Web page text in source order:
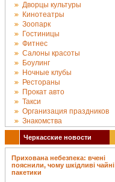
Дворцы культуры
Кинотеатры
Зоопарк
Гостиницы
Фитнес
Салоны красоты
Боулинг
Ночные клубы
Рестораны
Прокат авто
Такси
Организация праздников
Знакомства
Черкасские новости
Прихована небезпека: вчені
пояснили, чому шкідливі чайні
пакетики